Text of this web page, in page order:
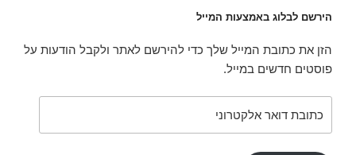
הירשם לבלוג באמצעות המייל
הזן את כתובת המייל שלך כדי להירשם לאתר ולקבל הודעות על
פוסטים חדשים במייל.